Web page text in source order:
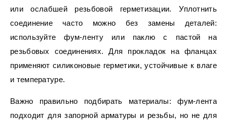
или ослабшей резьбовой герметизации. Уплотнить
соединение часто можно без замены деталей:
используйте фум-ленту или паклю с пастой на
резьбовых соединениях. Для прокладок на фланцах
применяют силиконовые герметики, устойчивые к влаге
и температуре.
Важно правильно подбирать материалы: фум-лента
подходит для запорной арматуры и резьбы, но не для